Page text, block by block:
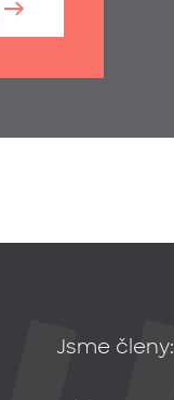
Jsme členy: